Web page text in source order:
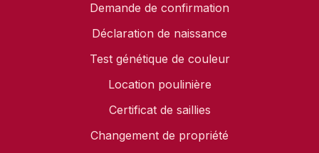
Demande de confirmation
Déclaration de naissance
Test génétique de couleur
Location poulinière
Certificat de saillies
Changement de propriété